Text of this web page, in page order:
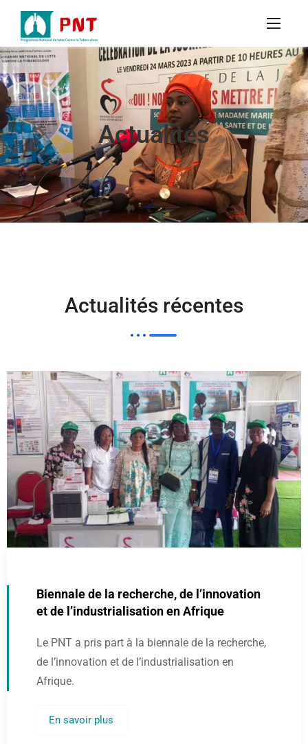
Actualités
Actualités récentes
Biennale de la recherche, de l’innovation
et de l’industrialisation en Afrique
Le PNT a pris part à la biennale de la recherche,
de l’innovation et de l’industrialisation en
Afrique.
En savoir plus